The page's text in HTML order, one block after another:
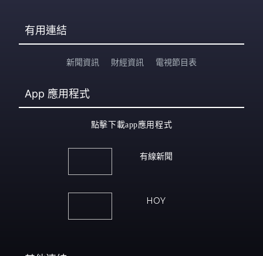
有用連結
新聞資訊 財經資訊 電視節目表
App 應用程式
點擊下載app應用程式
有線新聞
HOY